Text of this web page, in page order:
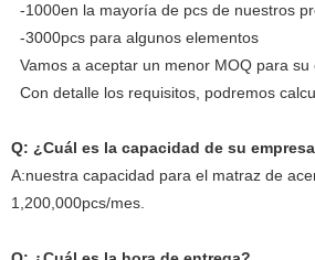
-1000en la mayoría de pcs de nuestros
-3000pcs para algunos elementos
Vamos a aceptar un menor MOQ para
Con detalle los requisitos, podremos
Q: ¿Cuál es la capacidad de su
A:nuestra capacidad para el matraz de
1,200,000pcs/mes.